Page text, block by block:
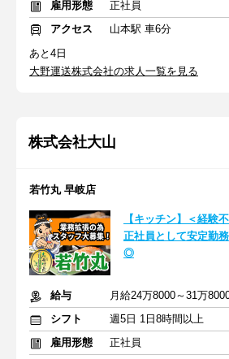
雇用形態
正社員
アクセス
山本駅 車6分
あと4日
大野運送株式会社の求人一覧を見る
株式会社大山
若竹丸 早岐店
【キッチン】＜経験
正社員として安定勤
◎
給与
シフト
週5日 1日8時間以上
雇用形態
正社員